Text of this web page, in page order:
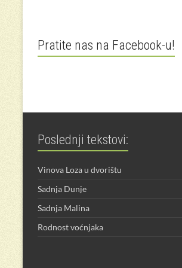
Pratite nas na Facebook-u!
Poslednji tekstovi:
Vinova Loza u dvorištu
Sadnja Dunje
Sadnja Malina
Rodnost voćnjaka